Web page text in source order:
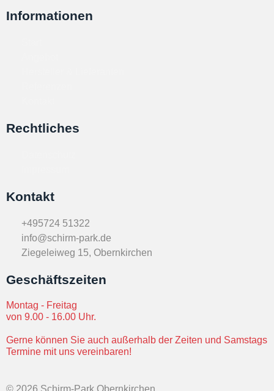
Informationen
Rechtliches
Kontakt
+495724 51322
info@schirm-park.de
Ziegeleiweg 15, Obernkirchen
Geschäftszeiten
Montag - Freitag
von 9.00 - 16.00 Uhr.
Gerne können Sie auch außerhalb der Zeiten und Samstags
Termine mit uns vereinbaren!
© 2026 Schirm-Park Obernkirchen